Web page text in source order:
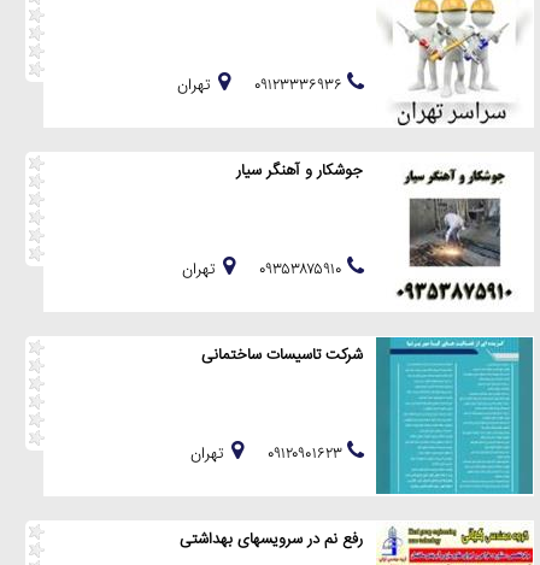
تهران
جوشکار و آهنگر سیار
تهران
شرکت تاسیسات ساختمانی
تهران
رفع نم در سرویسهای بهداشتی